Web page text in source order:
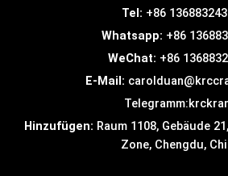
Tel: +86
Whatsapp: +86
WeChat: +86
E-Mail:
Telegramm:
Hinzufügen: Raum 1108, Gebäude
Zone, Chengdu,